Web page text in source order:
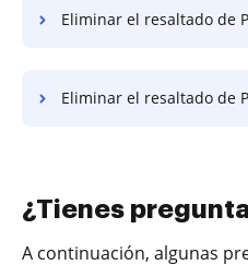
Eliminar el resaltado de PDF en
Eliminar el resaltado de PDF en
¿Tienes
A continuación, algunas